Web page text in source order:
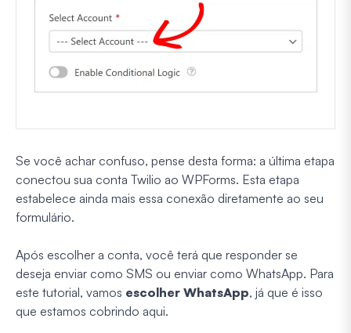
Se você achar confuso, pense desta forma: a última etapa
conectou sua conta Twilio ao WPForms. Esta etapa
estabelece ainda mais essa conexão diretamente ao seu
formulário.
Após escolher a conta, você terá que responder se
deseja enviar como SMS ou enviar como WhatsApp. Para
este tutorial, vamos escolher WhatsApp, já que é isso
que estamos cobrindo aqui.